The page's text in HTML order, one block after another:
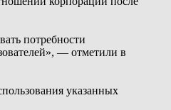
потребности
— отметили в
указанных